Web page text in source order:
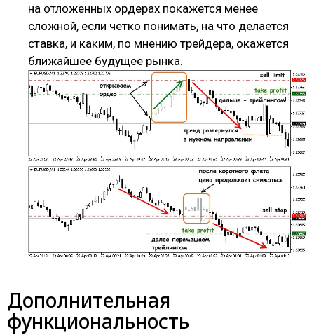
на отложенных ордерах покажется менее
сложной, если четко понимать, на что делается
ставка, и каким, по мнению трейдера, окажется
ближайшее будущее рынка.
Дополнительная
функциональность